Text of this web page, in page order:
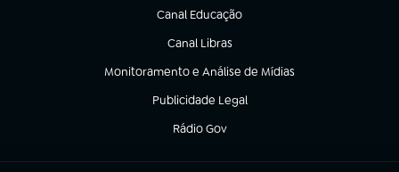
Canal Educação
(abre em nova aba)
Canal Libras
(abre em nova aba)
Monitoramento e Análise de Mídias
(abre em nova aba)
Publicidade Legal
(abre em nova aba)
Rádio Gov
(abre em nova aba)